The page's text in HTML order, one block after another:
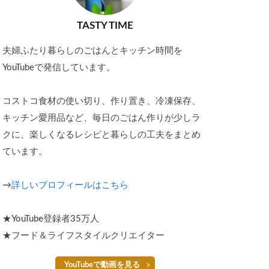
TASTY TIME
夫婦ふたり暮らしのごはんとキッチン時間を
YouTubeで発信しています。
コストコ食材の使い切り、作り置き、冷凍保存、
キッチン愛用品など、毎日のごはん作りが少しラ
クに、楽しくなるレシピと暮らしの工夫をまとめ
ています。
→詳しいプロフィールはこちら
★YouTube登録者35万人
★フード＆ライフスタイルクリエイター
YouTubeで動画を見る